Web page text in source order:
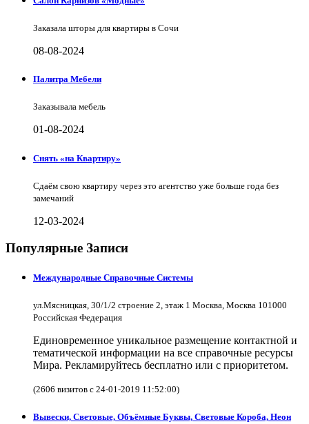
Заказала шторы для квартиры в Сочи
08-08-2024
Палитра Мебели
Заказывала мебель
01-08-2024
Снять «на Квартиру»
Сдаём свою квартиру через это агентство уже больше года без
замечаний
12-03-2024
Популярные Записи
Международные Справочные Системы
ул.Мясницкая, 30/1/2 строение 2, этаж 1 Москва, Москва 101000
Российская Федерация
Единовременное уникальное размещение контактной и
тематической информации на все справочные ресурсы
Мира. Рекламируйтесь бесплатно или с приоритетом.
(2606 визитов с 24-01-2019 11:52:00)
Вывески, Световые, Объёмные Буквы, Световые Короба, Неон